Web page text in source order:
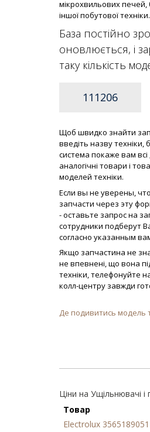
плити і поверхні
Ущільнювачі і гумові
плити і поверхні
Ущільнювачі і гумові
плити і поверхні
Ущільнювачі і гумові
мікрохвильових печей,
іншої побутової техніки.
База постійно
оновлюється, і
таку кількість
111206
Щоб швидко знайти
введіть назву техніки,
система покаже вам всі
аналогічні товари і
моделей техніки.
Если вы не уверены,
запчасти через эту
- оставьте запрос на
сотрудники подберут
согласно указанным
Якщо запчастина не
не впевнені, що вона
техніки, телефонуйте
колл-центру завжди
Де подивитись модель
Ціни на Ущільнювачі
Товар
Electrolux